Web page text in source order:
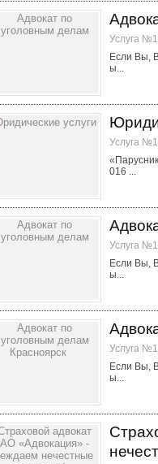
Услуга
Если Вы,
ы...
Услуга
016 ...
Услуга
Если Вы,
ы...
Услуга
Если Вы,
ы...